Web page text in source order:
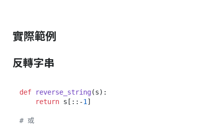
實際範例
反轉字串
def reverse_string(s):
return s[::-1 ]
# 或